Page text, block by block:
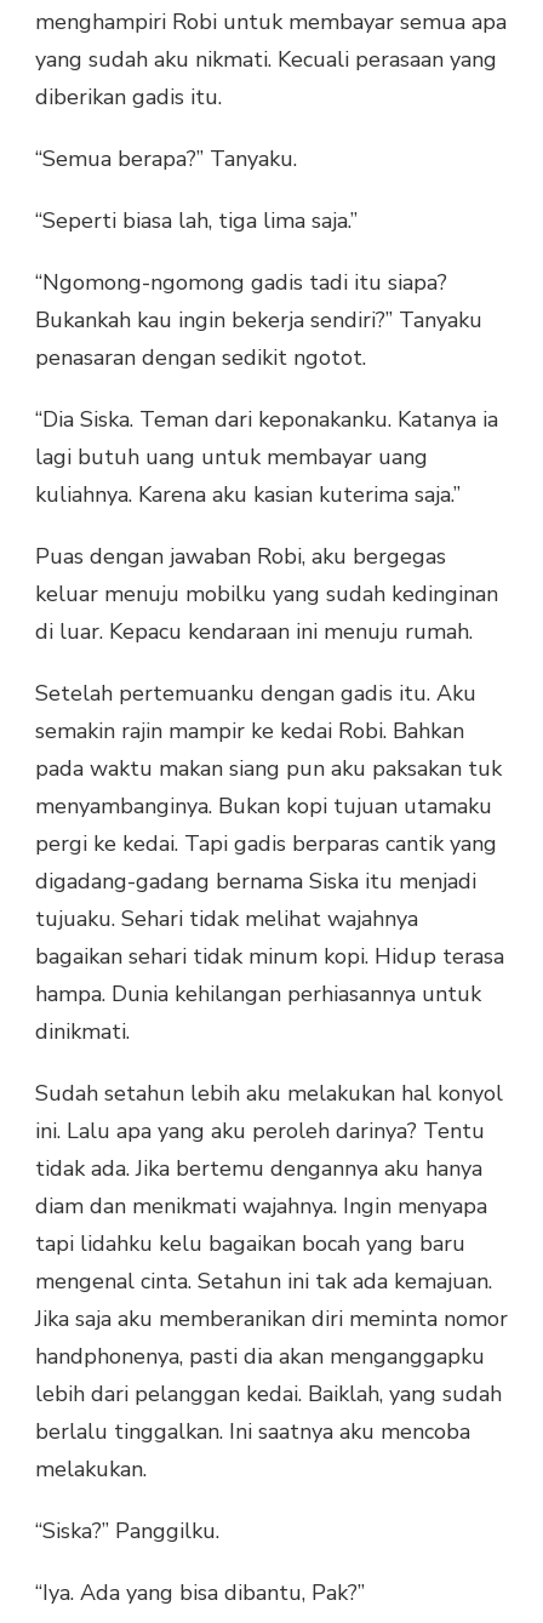
menghampiri Robi untuk membayar semua apa
yang sudah aku nikmati. Kecuali perasaan yang
diberikan gadis itu.
“Semua berapa?” Tanyaku.
“Seperti biasa lah, tiga lima saja.”
“Ngomong-ngomong gadis tadi itu siapa?
Bukankah kau ingin bekerja sendiri?” Tanyaku
penasaran dengan sedikit ngotot.
“Dia Siska. Teman dari keponakanku. Katanya ia
lagi butuh uang untuk membayar uang
kuliahnya. Karena aku kasian kuterima saja.”
Puas dengan jawaban Robi, aku bergegas
keluar menuju mobilku yang sudah kedinginan
di luar. Kepacu kendaraan ini menuju rumah.
Setelah pertemuanku dengan gadis itu. Aku
semakin rajin mampir ke kedai Robi. Bahkan
pada waktu makan siang pun aku paksakan tuk
menyambanginya. Bukan kopi tujuan utamaku
pergi ke kedai. Tapi gadis berparas cantik yang
digadang-gadang bernama Siska itu menjadi
tujuaku. Sehari tidak melihat wajahnya
bagaikan sehari tidak minum kopi. Hidup terasa
hampa. Dunia kehilangan perhiasannya untuk
dinikmati.
Sudah setahun lebih aku melakukan hal konyol
ini. Lalu apa yang aku peroleh darinya? Tentu
tidak ada. Jika bertemu dengannya aku hanya
diam dan menikmati wajahnya. Ingin menyapa
tapi lidahku kelu bagaikan bocah yang baru
mengenal cinta. Setahun ini tak ada kemajuan.
Jika saja aku memberanikan diri meminta nomor
handphonenya, pasti dia akan menganggapku
lebih dari pelanggan kedai. Baiklah, yang sudah
berlalu tinggalkan. Ini saatnya aku mencoba
melakukan.
“Siska?” Panggilku.
“Iya. Ada yang bisa dibantu, Pak?”